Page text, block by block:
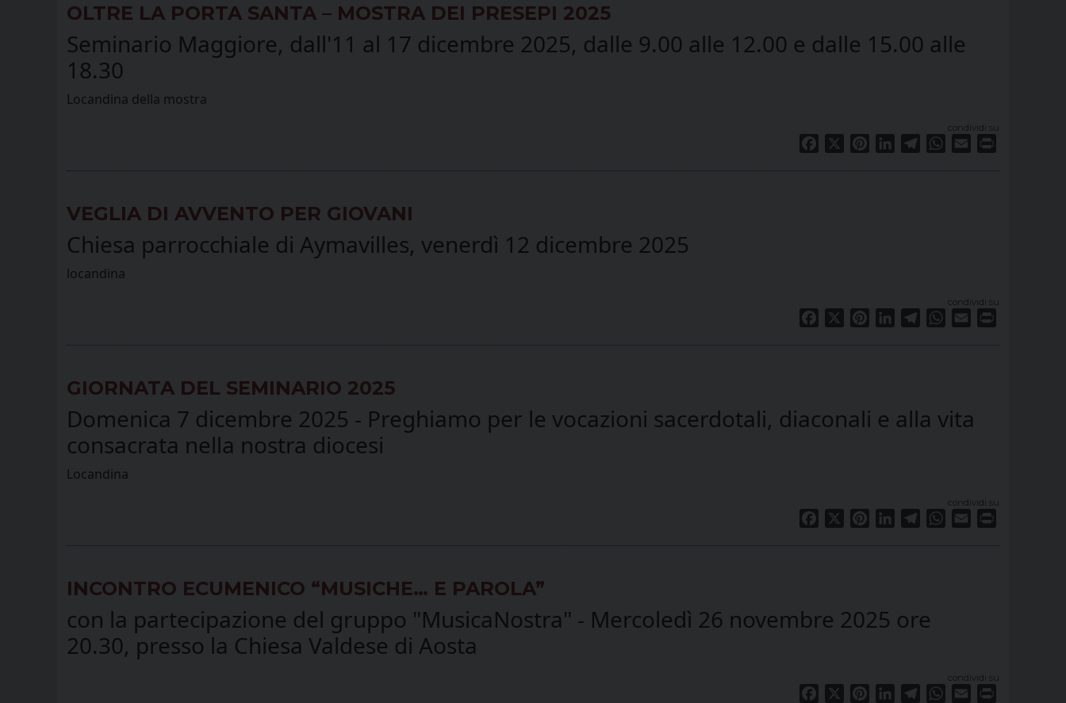
OLTRE LA PORTA SANTA – MOSTRA DEI PRESEPI 2025
Seminario Maggiore, dall'11 al 17 dicembre 2025, dalle 9.00 alle 12.00 e dalle 15.00 alle
18.30
Locandina della mostra
condividi su
Facebook PinterestLinkedInTelegramWhatsApp
Email
VEGLIA DI AVVENTO PER GIOVANI
Chiesa parrocchiale di Aymavilles, venerdì 12 dicembre 2025
locandina
condividi su
Facebook PinterestLinkedInTelegramWhatsApp
Email
GIORNATA DEL SEMINARIO 2025
Domenica 7 dicembre 2025 - Preghiamo per le vocazioni sacerdotali, diaconali e alla vita
consacrata nella nostra diocesi
Locandina
condividi su
Facebook PinterestLinkedInTelegramWhatsApp
Email
INCONTRO ECUMENICO “MUSICHE… E PAROLA”
con la partecipazione del gruppo "MusicaNostra" - Mercoledì 26 novembre 2025 ore
20.30, presso la Chiesa Valdese di Aosta
condividi su
Facebook PinterestLinkedInTelegramWhatsApp
Email